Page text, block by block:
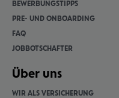
BEWER­BUNGS­TIPPS
PRE- UND ONBOAR­DING
FAQ
JOB­BOT­SCHAF­TER
Über uns
WIR ALS VER­SI­CHE­RUNG